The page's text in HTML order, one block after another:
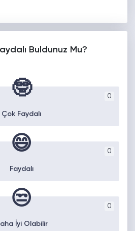
Buldunuz Mu?
0
🤓
Çok Faydalı
0
😄
Faydalı
0
😒
İyi Olabilir